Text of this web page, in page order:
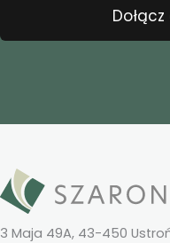
3 Maja 49A, 43-450